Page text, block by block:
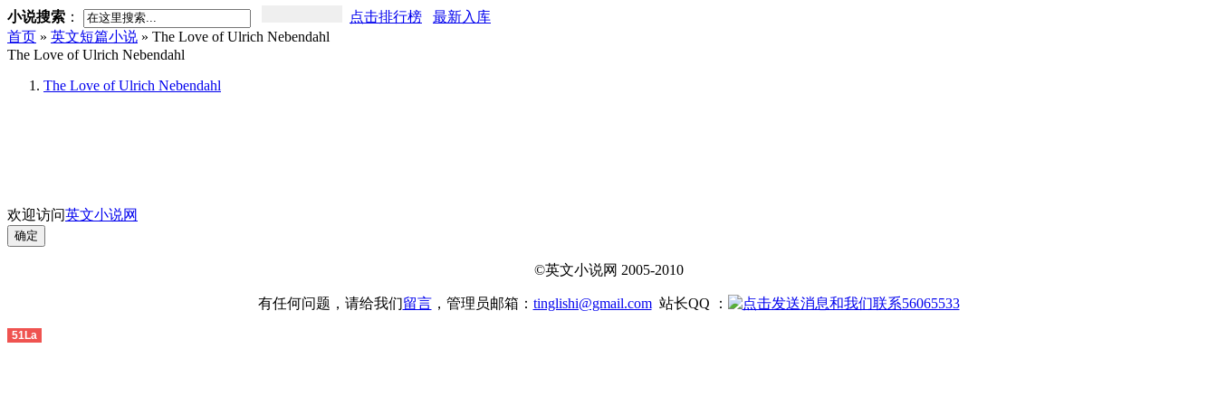
小说搜索 ： 点击排行榜
最新入库
首页 » 英文短篇小说 » The Love of Ulrich Nebendahl
The Love of Ulrich Nebendahl
The Love of Ulrich Nebendahl
欢迎访问英文小说网
©英文小说网 2005-2010
有任何问题，请给我们留言，管理员邮箱： tinglishi@gmail.com站长QQ ： 56065533
51La